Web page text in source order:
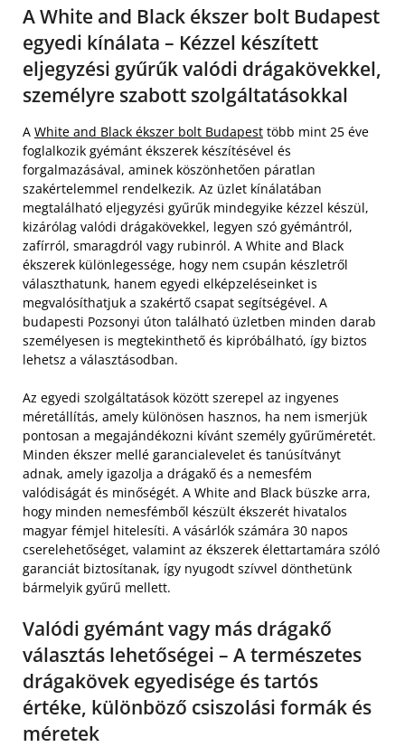
A White and Black ékszer bolt Budapest
egyedi kínálata – Kézzel készített
eljegyzési gyűrűk valódi drágakövekkel,
személyre szabott szolgáltatásokkal
A White and Black ékszer bolt Budapest több mint 25 éve
foglalkozik gyémánt ékszerek készítésével és
forgalmazásával, aminek köszönhetően páratlan
szakértelemmel rendelkezik. Az üzlet kínálatában
megtalálható eljegyzési gyűrűk mindegyike kézzel készül,
kizárólag valódi drágakövekkel, legyen szó gyémántról,
zafírról, smaragdról vagy rubinról. A White and Black
ékszerek különlegessége, hogy nem csupán készletről
választhatunk, hanem egyedi elképzeléseinket is
megvalósíthatjuk a szakértő csapat segítségével. A
budapesti Pozsonyi úton található üzletben minden darab
személyesen is megtekinthető és kipróbálható, így biztos
lehetsz a választásodban.
Az egyedi szolgáltatások között szerepel az ingyenes
méretállítás, amely különösen hasznos, ha nem ismerjük
pontosan a megajándékozni kívánt személy gyűrűméretét.
Minden ékszer mellé garancialevelet és tanúsítványt
adnak, amely igazolja a drágakő és a nemesfém
valódiságát és minőségét. A White and Black büszke arra,
hogy minden nemesfémből készült ékszerét hivatalos
magyar fémjel hitelesíti. A vásárlók számára 30 napos
cserelehetőséget, valamint az ékszerek élettartamára szóló
garanciát biztosítanak, így nyugodt szívvel dönthetünk
bármelyik gyűrű mellett.
Valódi gyémánt vagy más drágakő
választás lehetőségei – A természetes
drágakövek egyedisége és tartós
értéke, különböző csiszolási formák és
méretek